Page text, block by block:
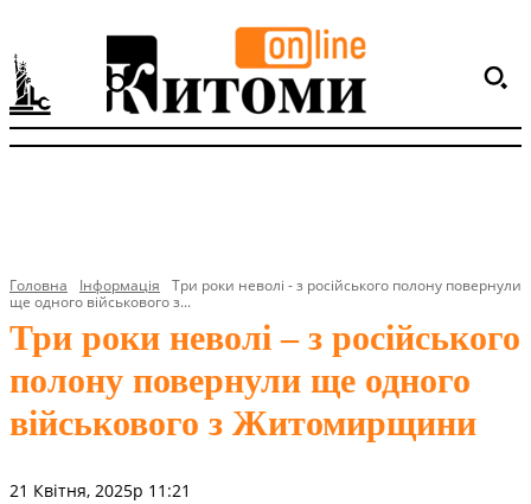
Головна Інформація
Три роки неволі - з російського полону повернули
ще одного військового з...
Три роки неволі – з російського
полону повернули ще одного
військового з Житомирщини
21 Квітня, 2025р 11:21